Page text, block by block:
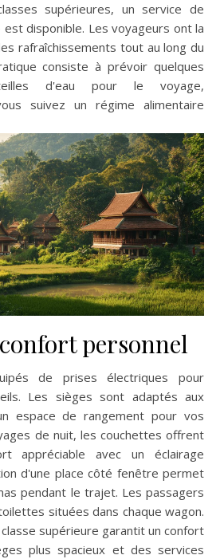
supérieures, un service de
disponible. Les voyageurs ont la
rafraîchissements tout au long du
consiste à prévoir quelques
d'eau pour le voyage,
suivez un régime alimentaire
personnel
de prises électriques pour
Les sièges sont adaptés aux
espace de rangement pour vos
de nuit, les couchettes offrent
appréciable avec un éclairage
d'une place côté fenêtre permet
pendant le trajet. Les passagers
situées dans chaque wagon.
supérieure garantit un confort
plus spacieux et des services